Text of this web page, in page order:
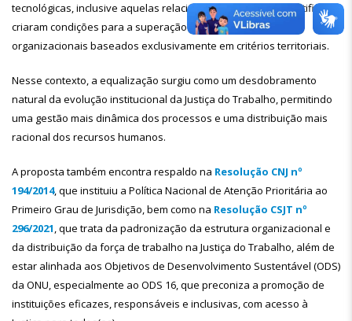
tecnológicas, inclusive aquelas relacionadas à inteligência artificial,
criaram condições para a superação de antigos modelos
organizacionais baseados exclusivamente em critérios territoriais.
Nesse contexto, a equalização surgiu como um desdobramento
natural da evolução institucional da Justiça do Trabalho, permitindo
uma gestão mais dinâmica dos processos e uma distribuição mais
racional dos recursos humanos.
A proposta também encontra respaldo na Resolução CNJ nº
194/2014, que instituiu a Política Nacional de Atenção Prioritária ao
Primeiro Grau de Jurisdição, bem como na Resolução CSJT nº
296/2021, que trata da padronização da estrutura organizacional e
da distribuição da força de trabalho na Justiça do Trabalho, além de
estar alinhada aos Objetivos de Desenvolvimento Sustentável (ODS)
da ONU, especialmente ao ODS 16, que preconiza a promoção de
instituições eficazes, responsáveis e inclusivas, com acesso à